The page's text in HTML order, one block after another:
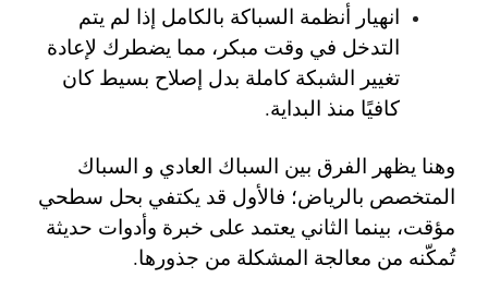
انهيار أنظمة السباكة بالكامل إذا لم يتم
التدخل في وقت مبكر، مما يضطرك لإعادة
تغيير الشبكة كاملة بدل إصلاح بسيط كان
كافيًا منذ البداية.
وهنا يظهر الفرق بين السباك العادي و السباك
المتخصص بالرياض؛ فالأول قد يكتفي بحل سطحي
مؤقت، بينما الثاني يعتمد على خبرة وأدوات حديثة
تُمكّنه من معالجة المشكلة من جذورها.